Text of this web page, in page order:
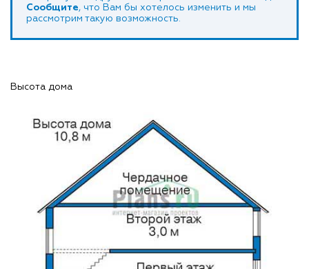
Сообщите, что Вам бы хотелось изменить и мы
рассмотрим такую возможность.
Высота дома